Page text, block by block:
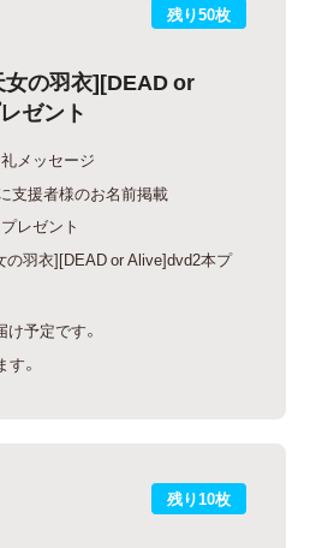
残り50枚
の羽衣][DEAD or
ゼント
メッセージ
支援者様のお名前掲載
レゼント
の羽衣][DEAD or Alive]dvd2本プ
予定です。
。
残り10枚